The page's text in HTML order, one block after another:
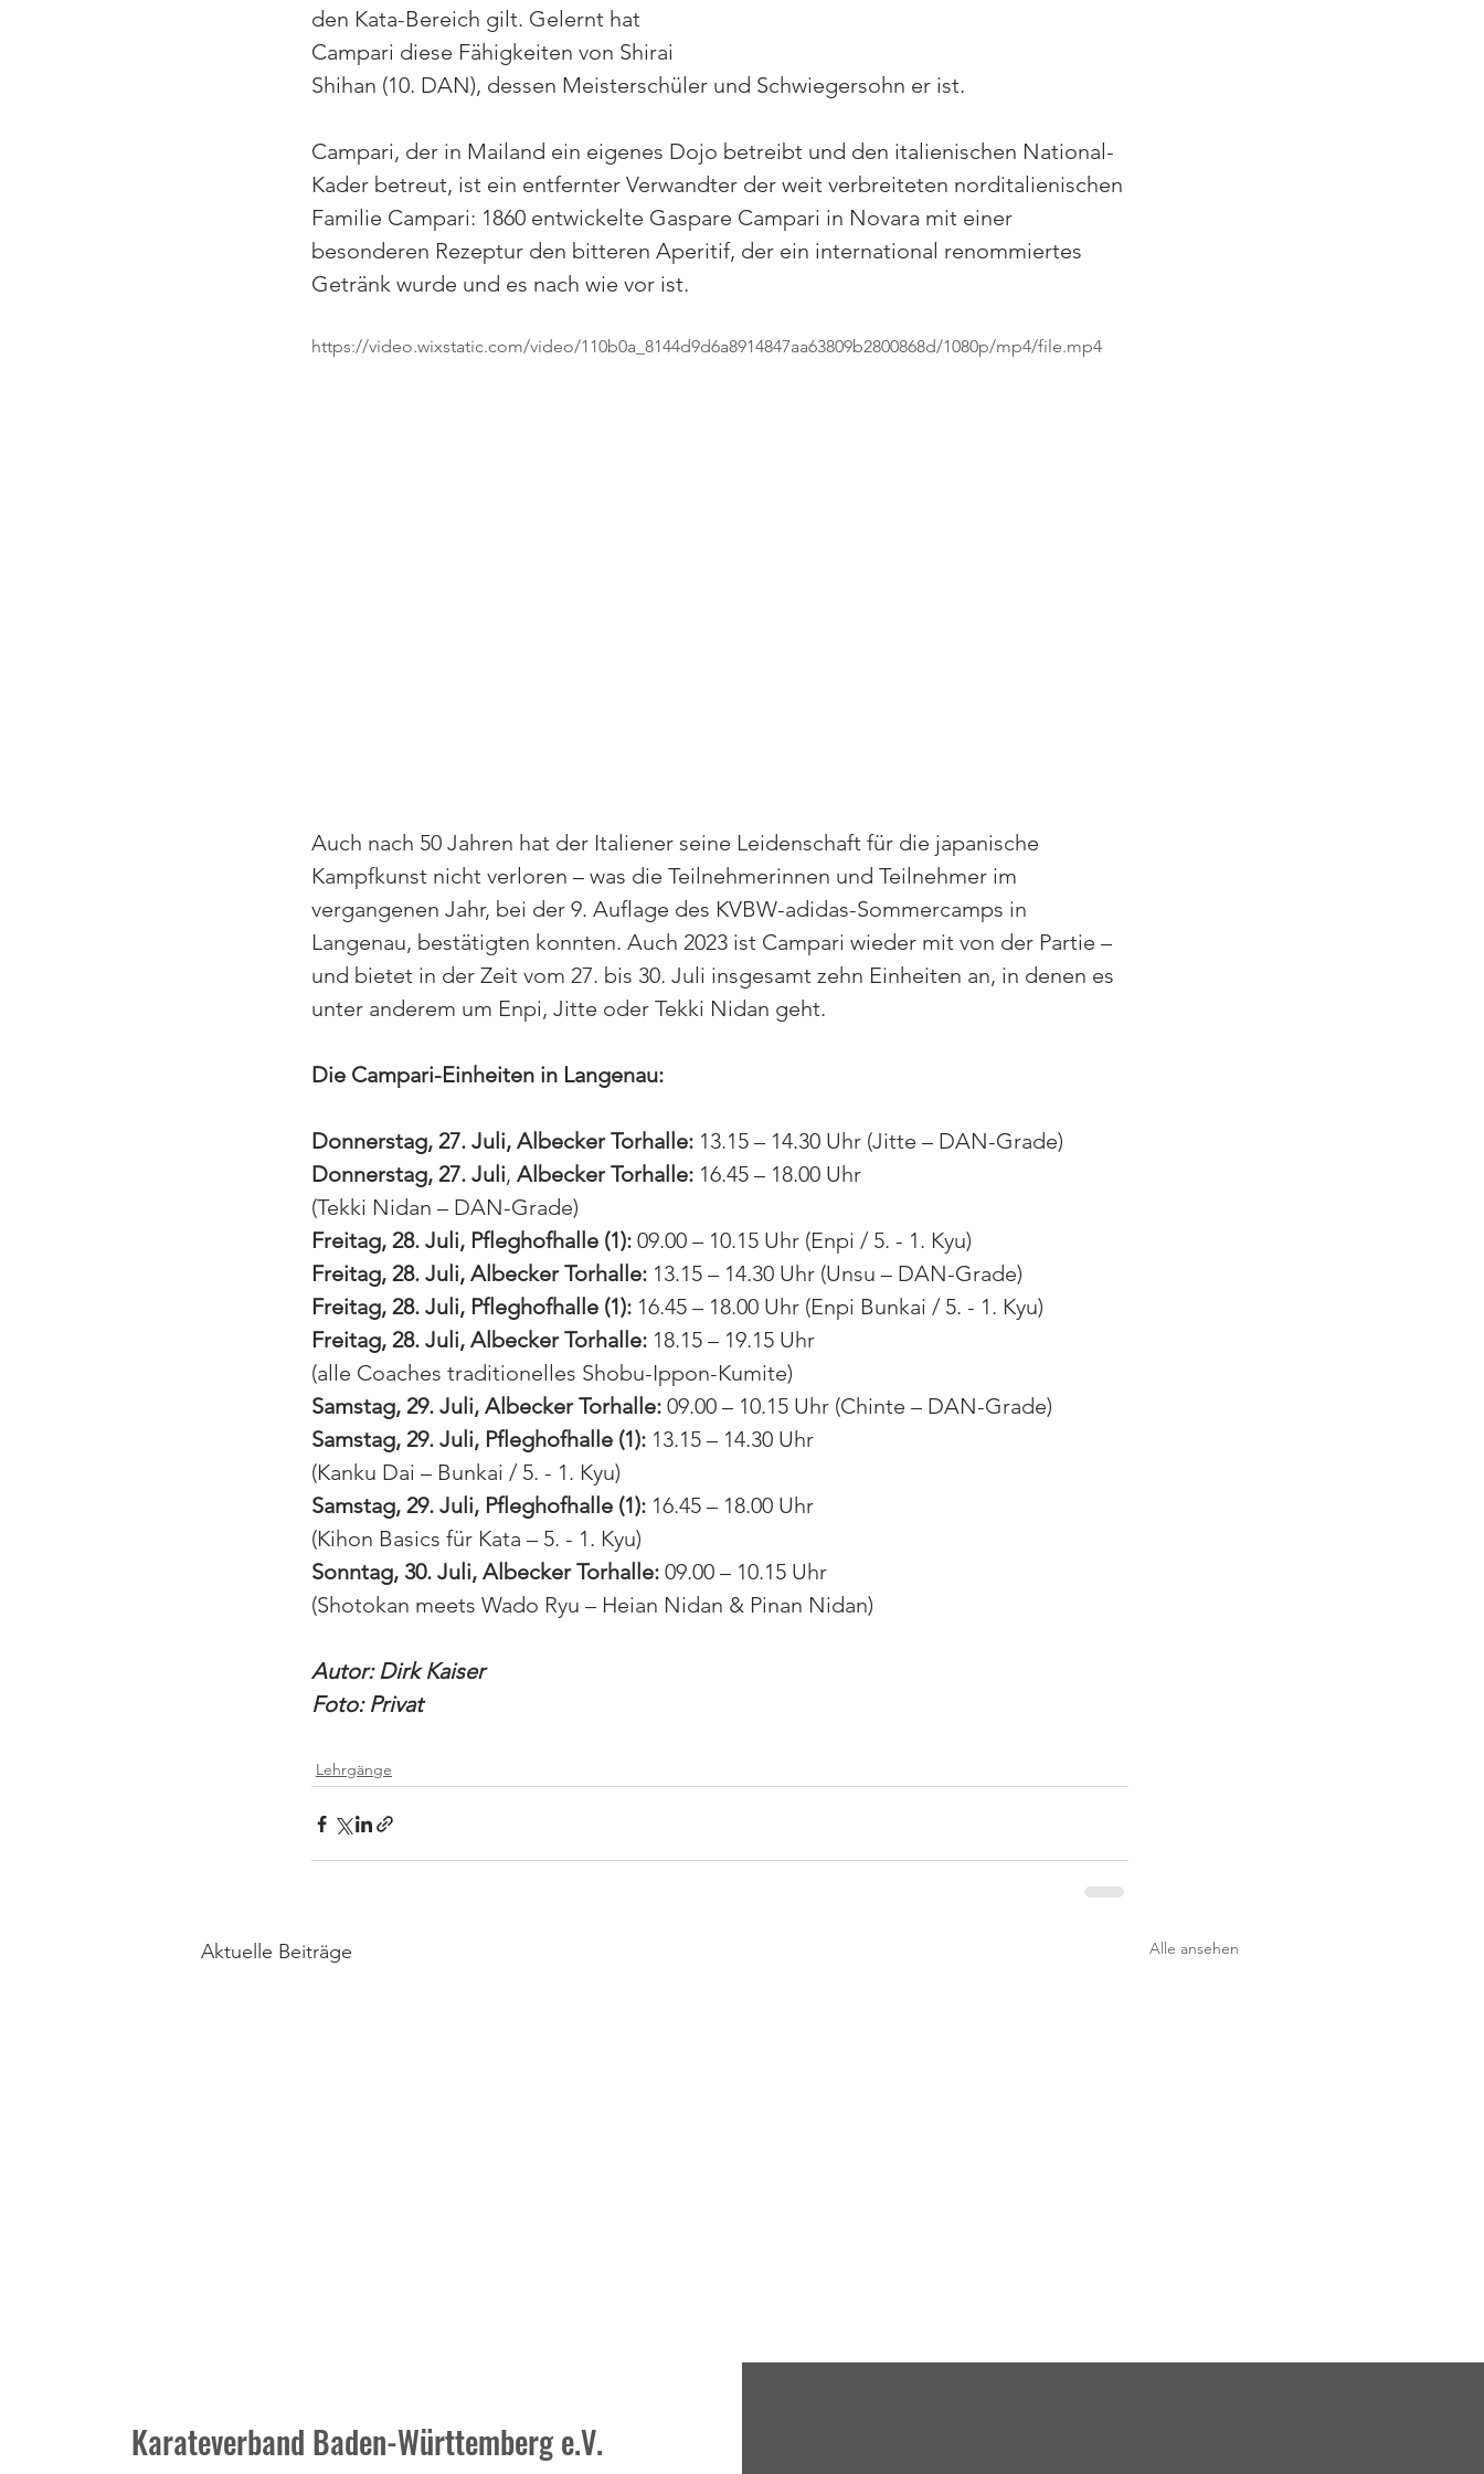
den Kata-Bereich gilt. Gelernt hat
Campari diese Fähigkeiten von Shirai
Shihan (10. DAN), dessen Meisterschüler und Schwiegersohn er ist.
Campari, der in Mailand ein eigenes Dojo betreibt und den italienischen National-
Kader betreut, ist ein entfernter Verwandter der weit verbreiteten norditalienischen
Familie Campari: 1860 entwickelte Gaspare Campari in Novara mit einer
besonderen Rezeptur den bitteren Aperitif, der ein international renommiertes
Getränk wurde und es nach wie vor ist.
https://video.wixstatic.com/video/110b0a_8144d9d6a8914847aa63809b2800868d/1080p/mp4/file.mp4
Auch nach 50 Jahren hat der Italiener seine Leidenschaft für die japanische
Kampfkunst nicht verloren – was die Teilnehmerinnen und Teilnehmer im
vergangenen Jahr, bei der 9. Auflage des KVBW-adidas-Sommercamps in
Langenau, bestätigten konnten. Auch 2023 ist Campari wieder mit von der Partie –
und bietet in der Zeit vom 27. bis 30. Juli insgesamt zehn Einheiten an, in denen es
unter anderem um Enpi, Jitte oder Tekki Nidan geht.
Die Campari-Einheiten in Langenau:
Donnerstag, 27. Juli, Albecker Torhalle: 13.15 – 14.30 Uhr (Jitte – DAN-Grade)
Donnerstag, 27. Juli, Albecker Torhalle: 16.45 – 18.00 Uhr
(Tekki Nidan – DAN-Grade)
Freitag, 28. Juli, Pfleghofhalle (1): 09.00 – 10.15 Uhr (Enpi / 5. - 1. Kyu)
Freitag, 28. Juli, Albecker Torhalle: 13.15 – 14.30 Uhr (Unsu – DAN-Grade)
Freitag, 28. Juli, Pfleghofhalle (1): 16.45 – 18.00 Uhr (Enpi Bunkai / 5. - 1. Kyu)
Freitag, 28. Juli, Albecker Torhalle: 18.15 – 19.15 Uhr
(alle Coaches traditionelles Shobu-Ippon-Kumite)
Samstag, 29. Juli, Albecker Torhalle: 09.00 – 10.15 Uhr (Chinte – DAN-Grade)
Samstag, 29. Juli, Pfleghofhalle (1): 13.15 – 14.30 Uhr
(Kanku Dai – Bunkai / 5. - 1. Kyu)
Samstag, 29. Juli, Pfleghofhalle (1): 16.45 – 18.00 Uhr
(Kihon Basics für Kata – 5. - 1. Kyu)
Sonntag, 30. Juli, Albecker Torhalle: 09.00 – 10.15 Uhr
(Shotokan meets Wado Ryu – Heian Nidan & Pinan Nidan)
Autor: Dirk Kaiser
Foto: Privat
Lehrgänge
Aktuelle Beiträge Alle ansehen
Karateverband Baden-Württemberg e.V.